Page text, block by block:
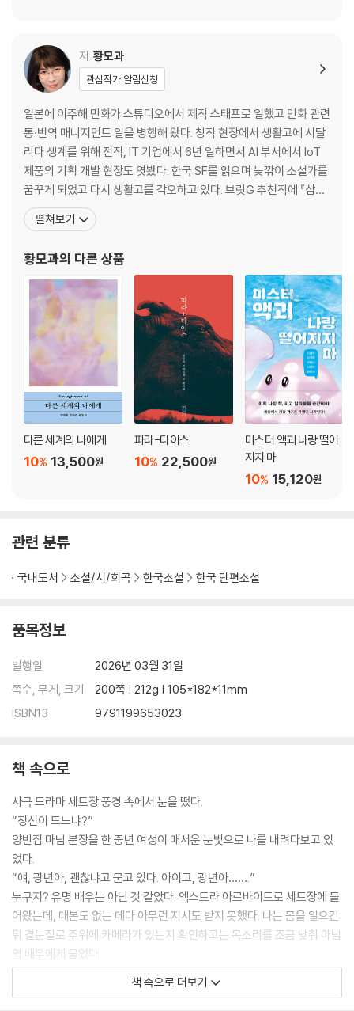
저 황모과
관심작가 알림신청
일본에 이주해 만화가 스튜디오에서 제작 스태프로 일했고 만화 관련
통·번역 매니지먼트 일을 병행해 왔다. 창작 현장에서 생활고에 시달
리다 생계를 위해 전직, IT 기업에서 6년 일하면서 AI 부서에서 IoT
제품의 기획 개발 현장도 엿봤다. 한국 SF를 읽으며 늦깎이 소설가를
꿈꾸게 되었고 다시 생활고를 각오하고 있다. 브릿G 추천작에 『삼호
마네킹』, 『남겨진 자들의 시간』, 『가족이 되는 길』이 선정됐다. 『모멘
트 아케이드』로 제4회 한국과학문학상 공모전에서 중·단편 대상을
타』에 MBC 시네마틱 드라마 ‘SF8
펼쳐보기
황모과의 다른 상품
다른 세계의 나에게
13,500원
10%
파라-다이스
22,500원
10%
미스터 액괴 나랑 떨어
지지 마
15,120원
10%
관련 분류
국내도서 소설/시/희곡 한국소설 한국 단편소설
품목정보
발행일
2026년 03월 31일
쪽수, 무게, 크기
200쪽 | 212g | 105*182*11mm
ISBN13
9791199653023
책 속으로
사극 드라마 세트장 풍경 속에서 눈을 떴다.
“정신이 드느냐?”
양반집 마님 분장을 한 중년 여성이 매서운 눈빛으로 나를 내려다보고 있
었다.
“얘, 광년아, 괜찮냐고 묻고 있다. 아이고, 광년아…….”
누구지? 유명 배우는 아닌 것 같았다. 엑스트라 아르바이트로 세트장에 들
어왔는데, 대본도 없는 데다 아무런 지시도 받지 못했다. 나는 몸을 일으킨
뒤 곁눈질로 주위에 카메라가 있는지 확인하고는 목소리를 조금 낮춰 마님
역 배우에게 물었다.
“여기가 어디죠? 제 이름이 광년입니까?”
책 속으로 더보기